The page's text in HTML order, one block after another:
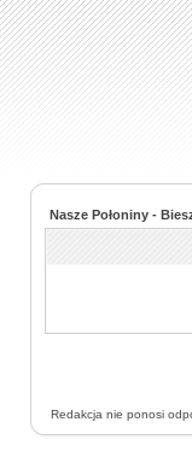
Nasze Połoniny -
Redakcja nie ponosi